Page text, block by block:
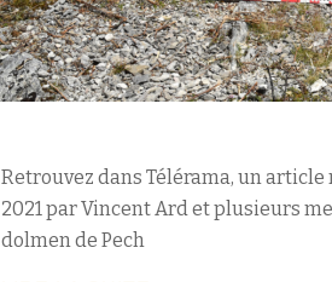
Retrouvez dans Télérama, un
2021 par Vincent Ard et plusieurs
dolmen de Pech